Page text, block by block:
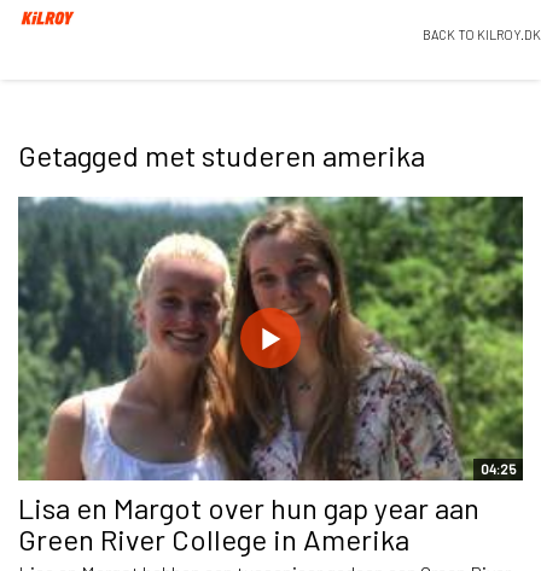
BACK TO KILROY.DK
Getagged met studeren amerika
04:25
Lisa en Margot over hun gap year aan
Green River College in Amerika